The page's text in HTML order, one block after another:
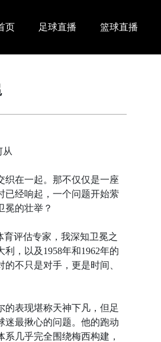
页 足球直播 篮球直播
织在一起。那不仅仅是一座
已经响起，一个问题开始萦
冕的壮举？
评估专家，我深知卫冕之
，以及1958年和1962年的
不只是对手，更是时间、
的表现堪称天神下凡，但足
迷最揪心的问题。他的跑动
几乎完全围绕梅西构建，